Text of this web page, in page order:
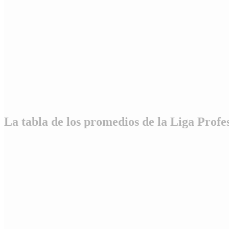
La tabla de los promedios de la Liga